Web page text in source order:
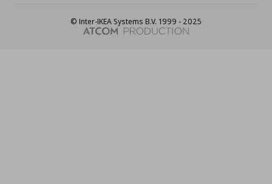
© Inter-IKEA Systems B.V. 1999 - 2025